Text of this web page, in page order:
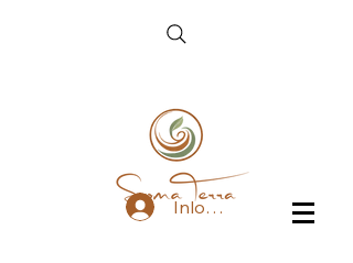
Inloggen